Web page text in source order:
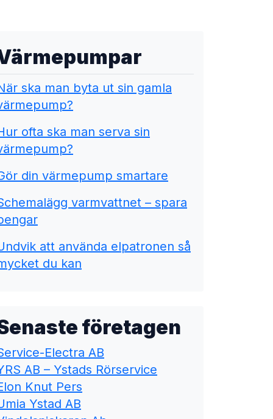
ska man byta ut sin gamla
ofta ska man serva sin
din värmepump smartare
varmvattnet – spara
att använda elpatronen så
du kan
företagen
Electra AB
AB – Ystads Rörservice
Knut Pers
Ystad AB